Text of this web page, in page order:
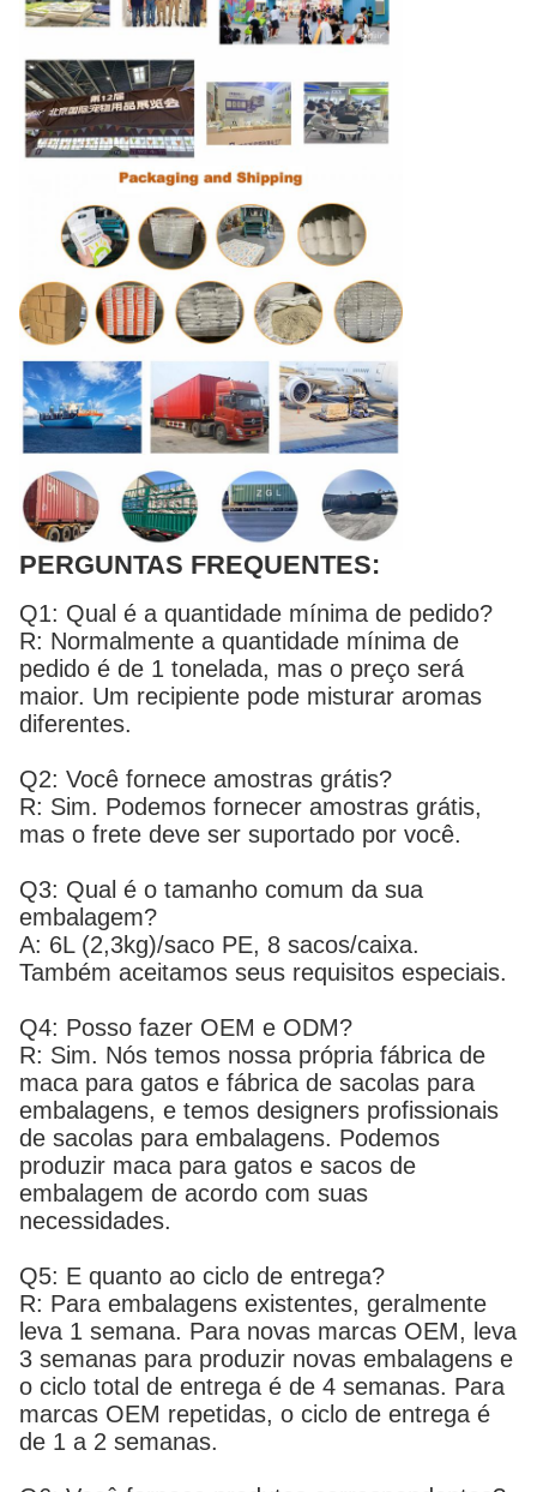
PERGUNTAS FREQUENTES:
Q1: Qual é a quantidade mínima de pedido?
R: Normalmente a quantidade mínima de
pedido é de 1 tonelada, mas o preço será
maior. Um recipiente pode misturar aromas
diferentes.
Q2: Você fornece amostras grátis?
R: Sim. Podemos fornecer amostras grátis,
mas o frete deve ser suportado por você.
Q3: Qual é o tamanho comum da sua
embalagem?
A: 6L (2,3kg)/saco PE, 8 sacos/caixa.
Também aceitamos seus requisitos especiais.
Q4: Posso fazer OEM e ODM?
R: Sim. Nós temos nossa própria fábrica de
maca para gatos e fábrica de sacolas para
embalagens, e temos designers profissionais
de sacolas para embalagens. Podemos
produzir maca para gatos e sacos de
embalagem de acordo com suas
necessidades.
Q5: E quanto ao ciclo de entrega?
R: Para embalagens existentes, geralmente
leva 1 semana. Para novas marcas OEM, leva
3 semanas para produzir novas embalagens e
o ciclo total de entrega é de 4 semanas. Para
marcas OEM repetidas, o ciclo de entrega é
de 1 a 2 semanas.